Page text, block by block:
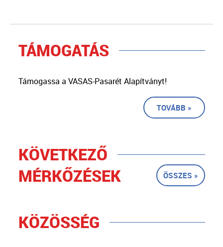
TÁMOGATÁS
Támogassa a VASAS-Pasarét Alapítványt!
TOVÁBB »
KÖVETKEZŐ
MÉRKŐZÉSEK
ÖSSZES »
KÖZÖSSÉG